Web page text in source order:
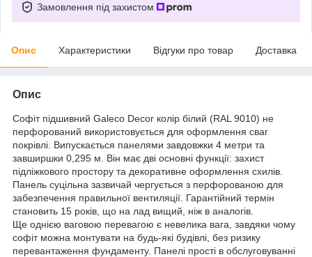
Замовлення під захистом
Опис Характеристики Відгуки про товар Доставка
Опис
Софіт підшивний Galeco Decor колір білий (RAL 9010) не
перфорований використовується для оформлення сваг
покрівлі. Випускається панелями завдовжки 4 метри та
завширшки 0,295 м. Він має дві основні функції: захист
підліжкового простору та декоративне оформлення схилів.
Панель суцільна зазвичай чергується з перфорованою для
забезпечення правильної вентиляції. Гарантійний термін
становить 15 років, що на лад вищий, ніж в аналогів.
Ще однією ваговою перевагою є невелика вага, завдяки чому
софіт можна монтувати на будь-які будівлі, без ризику
перевантаження фундаменту. Панелі прості в обслуговуванні